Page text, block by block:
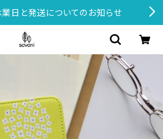
日と発送についてのお知らせ